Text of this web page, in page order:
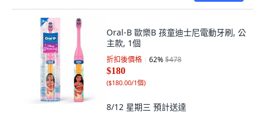
Oral-B 歐樂B 孩童迪士尼電動牙刷, 公
主款, 1個
折扣後價格 62%$478
$180
($180.00/1個)
8/12 星期三 預計送達